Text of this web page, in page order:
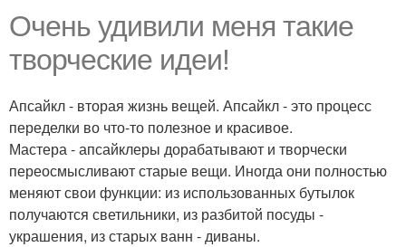
Очень удивили меня такие
творческие идеи!
Апсайкл - вторая жизнь вещей. Апсайкл - это процесс
переделки во что-то полезное и красивое.
Мастера - апсайклеры дорабатывают и творчески
переосмысливают старые вещи. Иногда они полностью
меняют свои функции: из использованных бутылок
получаются светильники, из разбитой посуды -
украшения, из старых ванн - диваны.